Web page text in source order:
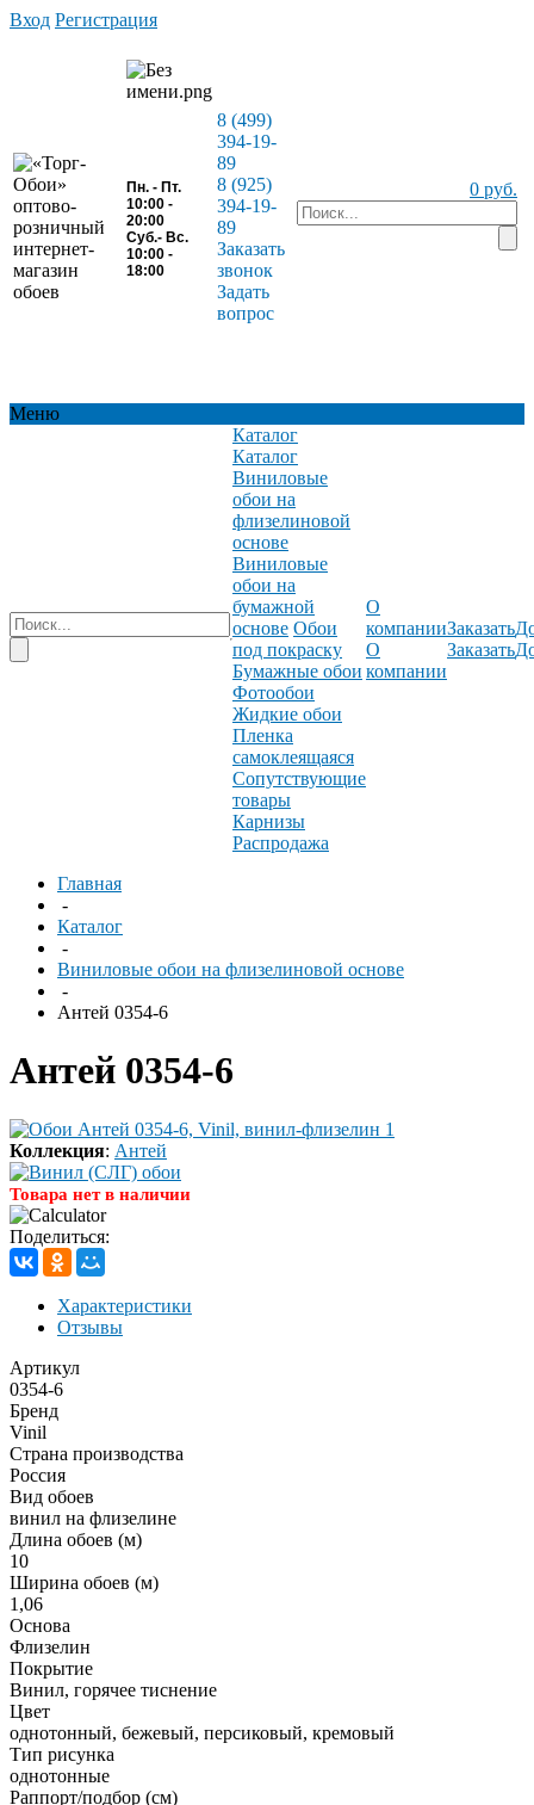
Вход Регистрация
Пн. - Пт.
10:00 -
20:00
Суб.- Вс.
10:00 -
18:00
8 (499)
394-19-
89
8 (925)
394-19-
89
Заказать
звонок
Задать
вопрос
0 руб.
Меню
Каталог
Каталог
Виниловые
обои на
флизелиновой
основе
Виниловые
обои на
бумажной
основе Обои
под покраску
Бумажные обои
Фотообои
Жидкие обои
Пленка
самоклеящаяся
Сопутствующие
товары
Карнизы
Распродажа
О
компании
О
компании
Заказать
Заказать
Главная
-
Каталог
-
Виниловые обои на флизелиновой основе
-
Антей 0354-6
Антей 0354-6
Коллекция: Антей
Товара нет в наличии
Поделиться:
Характеристики
Отзывы
Артикул
0354-6
Бренд
Vinil
Страна производства
Россия
Вид обоев
винил на флизелине
Длина обоев (м)
10
Ширина обоев (м)
1,06
Основа
Флизелин
Покрытие
Винил, горячее тиснение
Цвет
однотонный, бежевый, персиковый, кремовый
Тип рисунка
однотонные
Раппорт/подбор (см)